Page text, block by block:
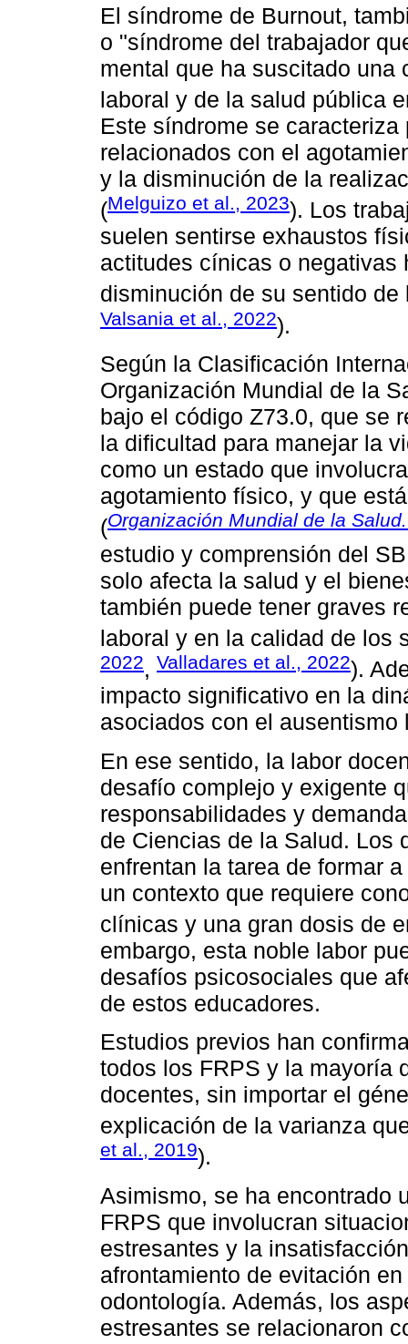
El síndrome de Burnout,
o "síndrome del trabajador
mental que ha suscitado una
laboral y de la salud pública
Este síndrome se
relacionados con el
y la disminución de la
(Melguizo et al., 2023). Los
suelen sentirse exhaustos
actitudes cínicas o negativas
disminución de su sentido
Valsania et al., 2022).
Según la Clasificación
Organización Mundial de la
bajo el código Z73.0, que se
la dificultad para manejar la
como un estado que
agotamiento físico, y que
(Organización Mundial de la
estudio y comprensión del
solo afecta la salud y el
también puede tener graves
laboral y en la calidad de los
2022, Valladares et al., 2022).
impacto significativo en la
asociados con el
En ese sentido, la labor
desafío complejo y exigente
responsabilidades y
de Ciencias de la Salud. Los
enfrentan la tarea de formar
un contexto que requiere
clínicas y una gran dosis de
embargo, esta noble labor
desafíos psicosociales que
de estos educadores.
Estudios previos han
todos los FRPS y la mayoría
docentes, sin importar el
explicación de la varianza
et al., 2019).
Asimismo, se ha encontrado
FRPS que involucran
estresantes y la
afrontamiento de evitación
odontología. Además, los
estresantes se relacionaron